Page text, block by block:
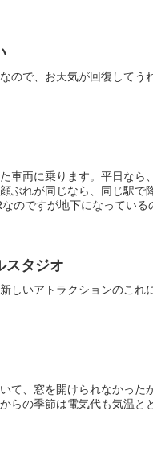
ので、お天気が回復してう
車両に乗ります。平日な
ぶれが同じなら、同じ駅で
のですが地下になっている
スタジオ
しいアトラクションのこれ
て、窓を開けられなかった
らの季節は電気代も気温と